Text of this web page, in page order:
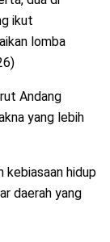
ikut
lomba
Andang
yang lebih
kebiasaan hidup
daerah yang